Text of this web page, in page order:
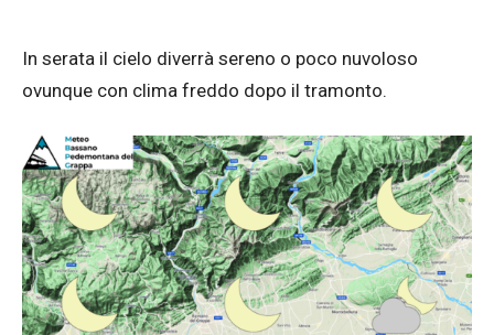
In serata il cielo diverrà sereno o poco nuvoloso
ovunque con clima freddo dopo il tramonto.